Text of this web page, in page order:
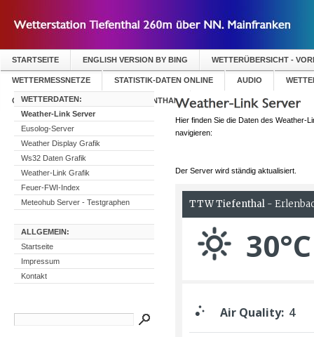
STARTSEITE ENGLISH VERSION BY BING WETTERÜBERSICHT -
WETTERMESSNETZE STATISTIK-DATEN ONLINE AUDIO
GÄSTEBUCH WETTERSTATION TIEFENTHAL
WETTERDATEN:
Weather-Link Server
Eusolog-Server
Weather Display Grafik
Ws32 Daten Grafik
Weather-Link Grafik
Feuer-FWI-Index
Meteohub Server - Testgraphen
ALLGEMEIN:
Startseite
Impressum
Kontakt
Hier finden Sie die Daten des Weather-
navigieren:
Der Server wird ständig aktualisiert.